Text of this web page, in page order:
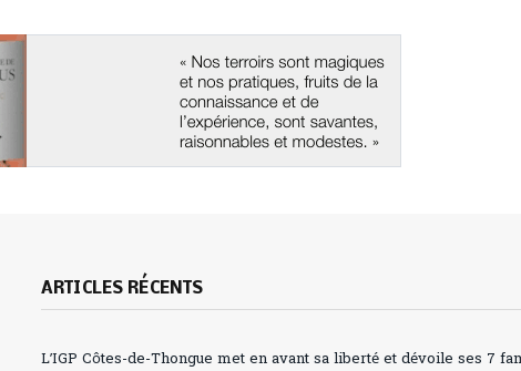
ARTICLES RÉCENTS
L’IGP Côtes-de-Thongue met en avant sa liberté et dévoile ses 7